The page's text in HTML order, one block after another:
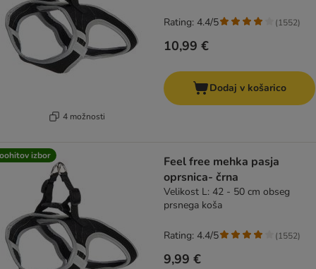
4 možnosti
10,99 €
Rating: 4.4/5 (1552)
Dodaj v košarico
izbor
Feel free mehka pasja
oprsnica- črna
Velikost L: 42 - 50 cm obseg
prsnega koša
9,99 €
Rating: 4.4/5 (1552)